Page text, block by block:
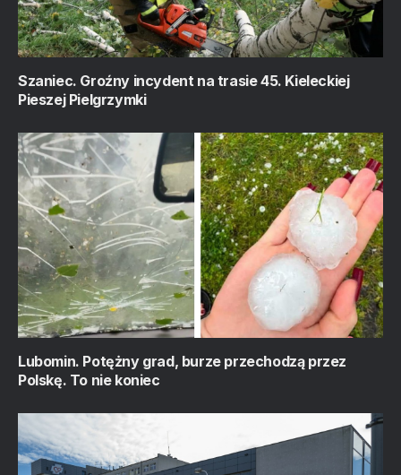
Szaniec. Groźny incydent na trasie 45. Kieleckiej
Pieszej Pielgrzymki
Lubomin. Potężny grad, burze przechodzą przez
Polskę. To nie koniec